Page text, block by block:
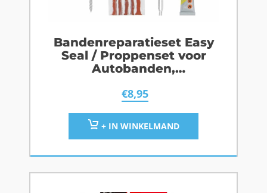
Bandenreparatieset Easy
Seal / Proppenset voor
Autobanden,
Motorbanden
€8,95
+ IN WINKELMAND